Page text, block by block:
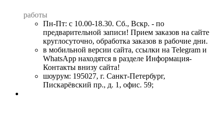
работы
Пн-Пт: с 10.00-18.30. Сб., Вскр. - по
предварительной записи! Прием заказов на сайте
круглосуточно, обработка заказов в рабочие дни.
в мобильной версии сайта, ссылки на Telegram и
WhatsApp находятся в разделе Информация-
Контакты внизу сайта!
шоурум: 195027, г. Санкт-Петербург,
Пискарёвский пр., д. 1, офис. 59;